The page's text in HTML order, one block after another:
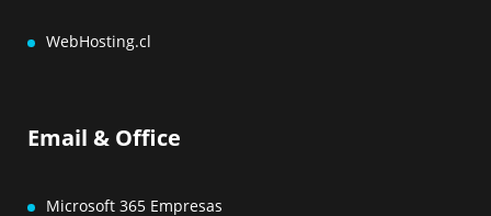
WebHosting.cl
Email & Office
Microsoft 365 Empresas